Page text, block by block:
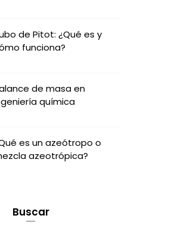
de Pitot: ¿Qué es y
funciona?
de masa en
química
es un azeótropo o
azeotrópica?
Buscar